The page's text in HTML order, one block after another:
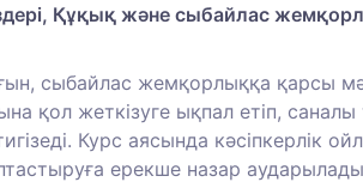
Құқық және сыбайлас
сыбайлас жемқорлыққа қарсы
қол жеткізуге ықпал етіп,
Курс аясында кәсіпкерлік
ерекше назар